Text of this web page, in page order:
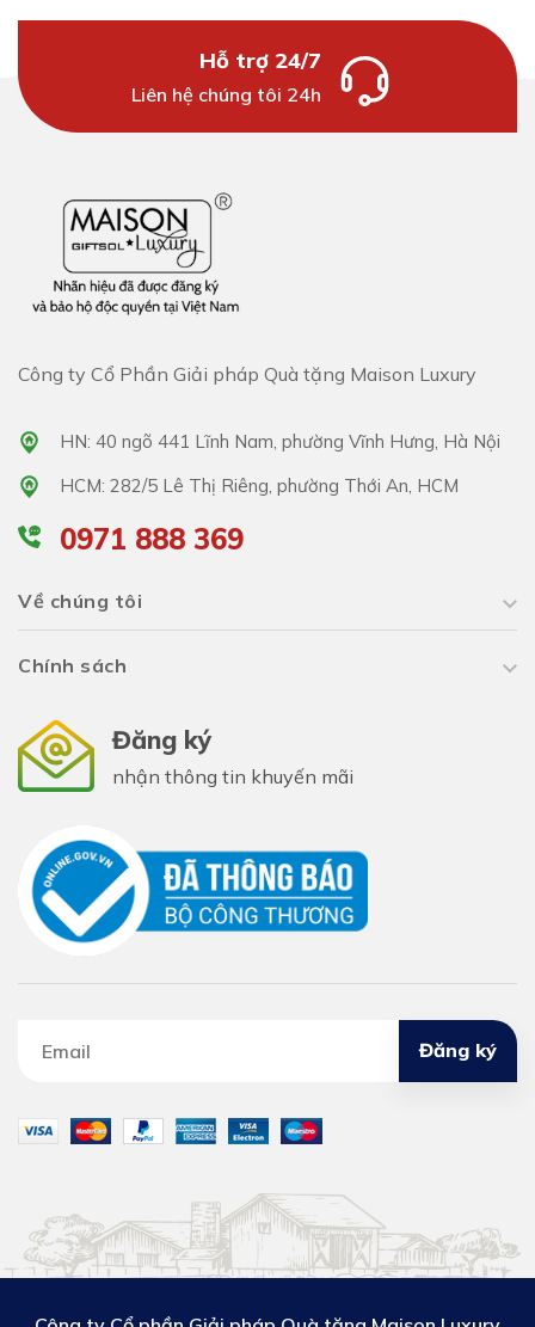
Hỗ trợ 24/7
Liên hệ chúng tôi 24h
Công ty Cổ Phần Giải pháp Quà tặng Maison Luxury
HN: 40 ngõ 441 Lĩnh Nam, phường Vĩnh Hưng, Hà Nội
HCM: 282/5 Lê Thị Riêng, phường Thới An, HCM
0971 888 369
Về chúng tôi
Chính sách
Đăng ký
nhận thông tin khuyến mãi
Đăng ký